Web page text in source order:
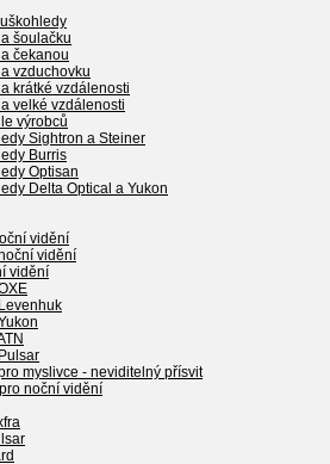
šoulačku
čekanou
vzduchovku
krátké vzdálenosti
velké vzdálenosti
výrobců
Sightron a Steiner
Burris
Optisan
Delta Optical a Yukon
vidění
vidění
vidění
myslivce - neviditelný přísvit
noční vidění